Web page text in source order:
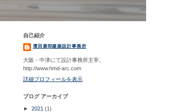
自己紹介
濱田康郎建築設計事務所
大阪・中津にて設計事務所主宰。
http://www.hmd-arc.com
詳細プロフィールを表示
ブログ アーカイブ
► 2021 (1)